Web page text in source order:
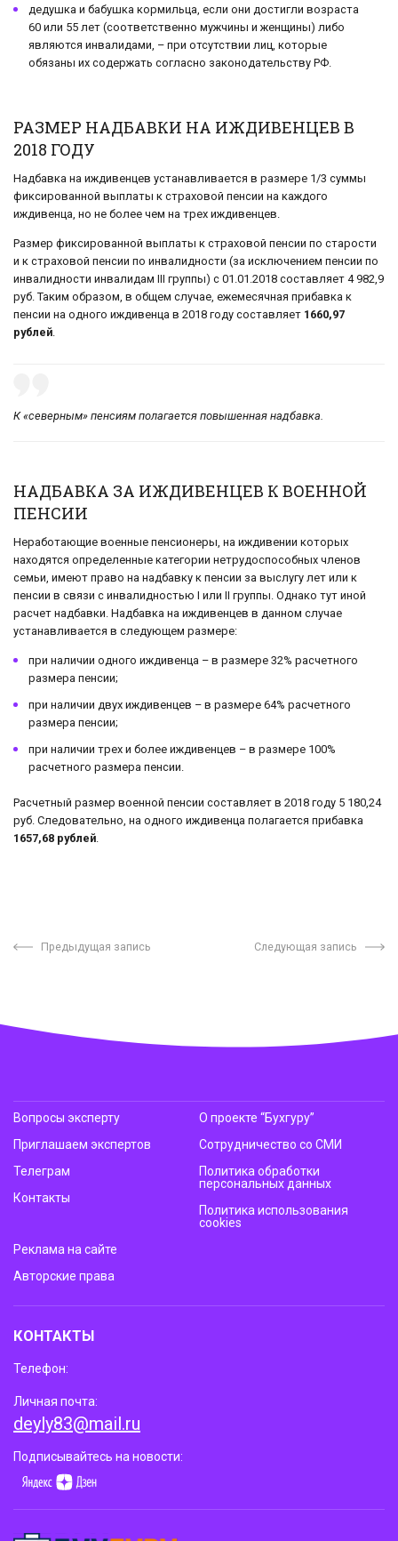
дедушка и бабушка кормильца, если они достигли возраста
60 или 55 лет (соответственно мужчины и женщины) либо
являются инвалидами, – при отсутствии лиц, которые
обязаны их содержать согласно законодательству РФ.
РАЗМЕР НАДБАВКИ НА ИЖДИВЕНЦЕВ В
2018 ГОДУ
Надбавка на иждивенцев устанавливается в размере 1/3 суммы
фиксированной выплаты к страховой пенсии на каждого
иждивенца, но не более чем на трех иждивенцев.
Размер фиксированной выплаты к страховой пенсии по старости
и к страховой пенсии по инвалидности (за исключением пенсии по
инвалидности инвалидам III группы) с 01.01.2018 составляет 4 982,9
руб. Таким образом, в общем случае, ежемесячная прибавка к
пенсии на одного иждивенца в 2018 году составляет 1660,97
рублей
К «северным» пенсиям полагается повышенная надбавка.
НАДБАВКА ЗА ИЖДИВЕНЦЕВ К ВОЕННОЙ
ПЕНСИИ
Неработающие военные пенсионеры, на иждивении которых
находятся определенные категории нетрудоспособных членов
семьи, имеют право на надбавку к пенсии за выслугу лет или к
пенсии в связи с инвалидностью I или II группы. Однако тут иной
расчет надбавки. Надбавка на иждивенцев в данном случае
устанавливается в следующем размере:
при наличии одного иждивенца – в размере 32% расчетного
размера пенсии;
при наличии двух иждивенцев – в размере 64% расчетного
размера пенсии;
при наличии трех и более иждивенцев – в размере 100%
расчетного размера пенсии.
Расчетный размер военной пенсии составляет в 2018 году 5 180,24
руб. Следовательно, на одного иждивенца полагается прибавка
1657,68 рублей
Предыдущая запись Следующая запись
Вопросы эксперту
Приглашаем экспертов
Телеграм
Контакты
О проекте “Бухгуру”
Сотрудничество со СМИ
Политика обработки
персональных данных
Политика использования
cookies
Реклама на сайте
Авторские права
КОНТАКТЫ
Телефон:
Личная почта:
deyly83@mail.ru
Подписывайтесь на новости: